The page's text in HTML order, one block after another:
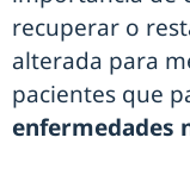
recuperar o
alterada para
pacientes que
enfermedades